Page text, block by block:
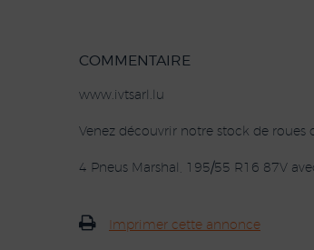
COMMENTAIRE
www.ivtsarl.lu
Venez découvrir notre stock de roues
4 Pneus Marshal, 195/55 R16 87V
Imprimer cette annonce